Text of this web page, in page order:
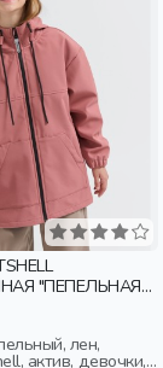
"ПЕПЕЛЬНАЯ
актив, девочки,